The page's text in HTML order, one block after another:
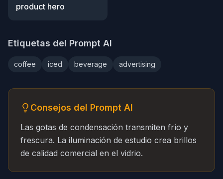
product hero
Etiquetas del Prompt AI
coffee iced beverage advertising
Consejos del Prompt AI
Las gotas de condensación transmiten frío y
frescura. La iluminación de estudio crea brillos
de calidad comercial en el vidrio.